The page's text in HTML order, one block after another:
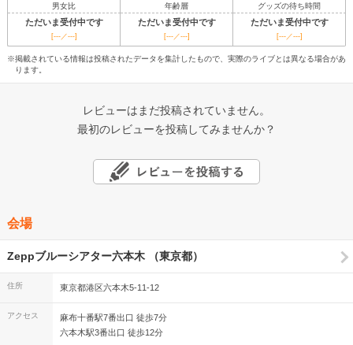
男女比 年齢層 グッズの待ち時間
ただいま受付中です ただいま受付中です ただいま受付中です
[---／---] [---／---] [---／---]
※掲載されている情報は投稿されたデータを集計したもので、実際のライブとは異なる場合があ
ります。
レビューはまだ投稿されていません。
最初のレビューを投稿してみませんか？
会場
Zeppブルーシアター六本木 （東京都）
住所 東京都港区六本木5-11-12
アクセス
麻布十番駅7番出口 徒歩7分
六本木駅3番出口 徒歩12分